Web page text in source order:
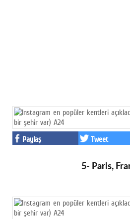
Paylaş Tweet
5- Paris,